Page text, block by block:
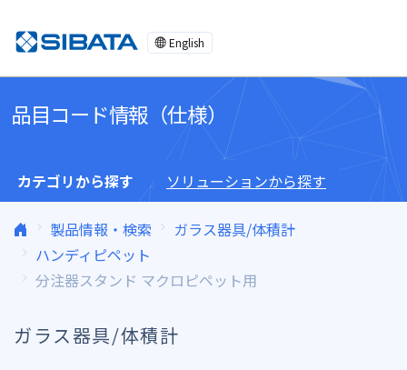
English
品目コード情報（仕様）
カテゴリから探す ソリューションから探す
製品情報・検索
ガラス器具/体積計
ハンディピペット
分注器スタンド マクロピペット用
ガラス器具/体積計